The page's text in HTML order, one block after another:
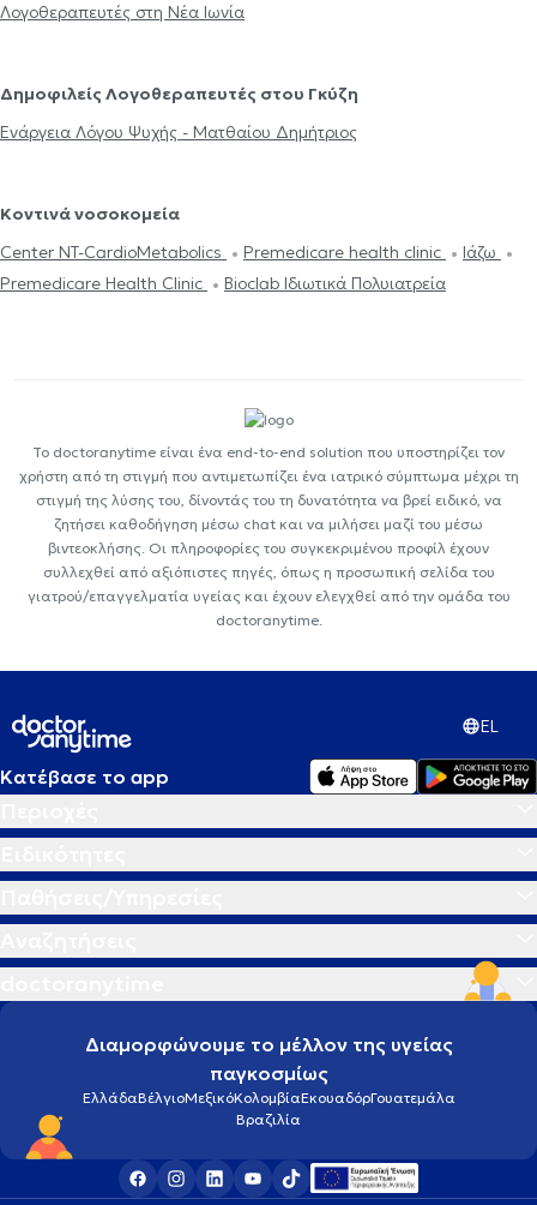
Λογοθεραπευτές στη Νέα Ιωνία
Δημοφιλείς Λογοθεραπευτές στου Γκύζη
Ενάργεια Λόγου Ψυχής - Ματθαίου Δημήτριος
Κοντινά νοσοκομεία
Center NT-CardioMetabolics
Premedicare health clinic
Ιάζω
Premedicare Health Clinic
Bioclab Ιδιωτικά Πολυιατρεία
Το doctoranytime είναι ένα end-to-end solution που υποστηρίζει τον
χρήστη από τη στιγμή που αντιμετωπίζει ένα ιατρικό σύμπτωμα μέχρι τη
στιγμή της λύσης του, δίνοντάς του τη δυνατότητα να βρεί ειδικό, να
ζητήσει καθοδήγηση μέσω chat και να μιλήσει μαζί του μέσω
βιντεοκλήσης. Οι πληροφορίες του συγκεκριμένου προφίλ έχουν
συλλεχθεί από αξιόπιστες πηγές, όπως η προσωπική σελίδα του
γιατρού/επαγγελματία υγείας και έχουν ελεγχθεί από την ομάδα του
doctoranytime.
EL
Κατέβασε το app
Διαμορφώνουμε το μέλλον της υγείας
παγκοσμίως
ΕλλάδαΒέλγιοΜεξικόΚολομβίαΕκουαδόρΓουατεμάλα
Βραζιλία